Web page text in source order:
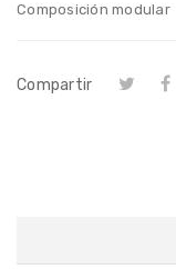
Composición modular
Compartir